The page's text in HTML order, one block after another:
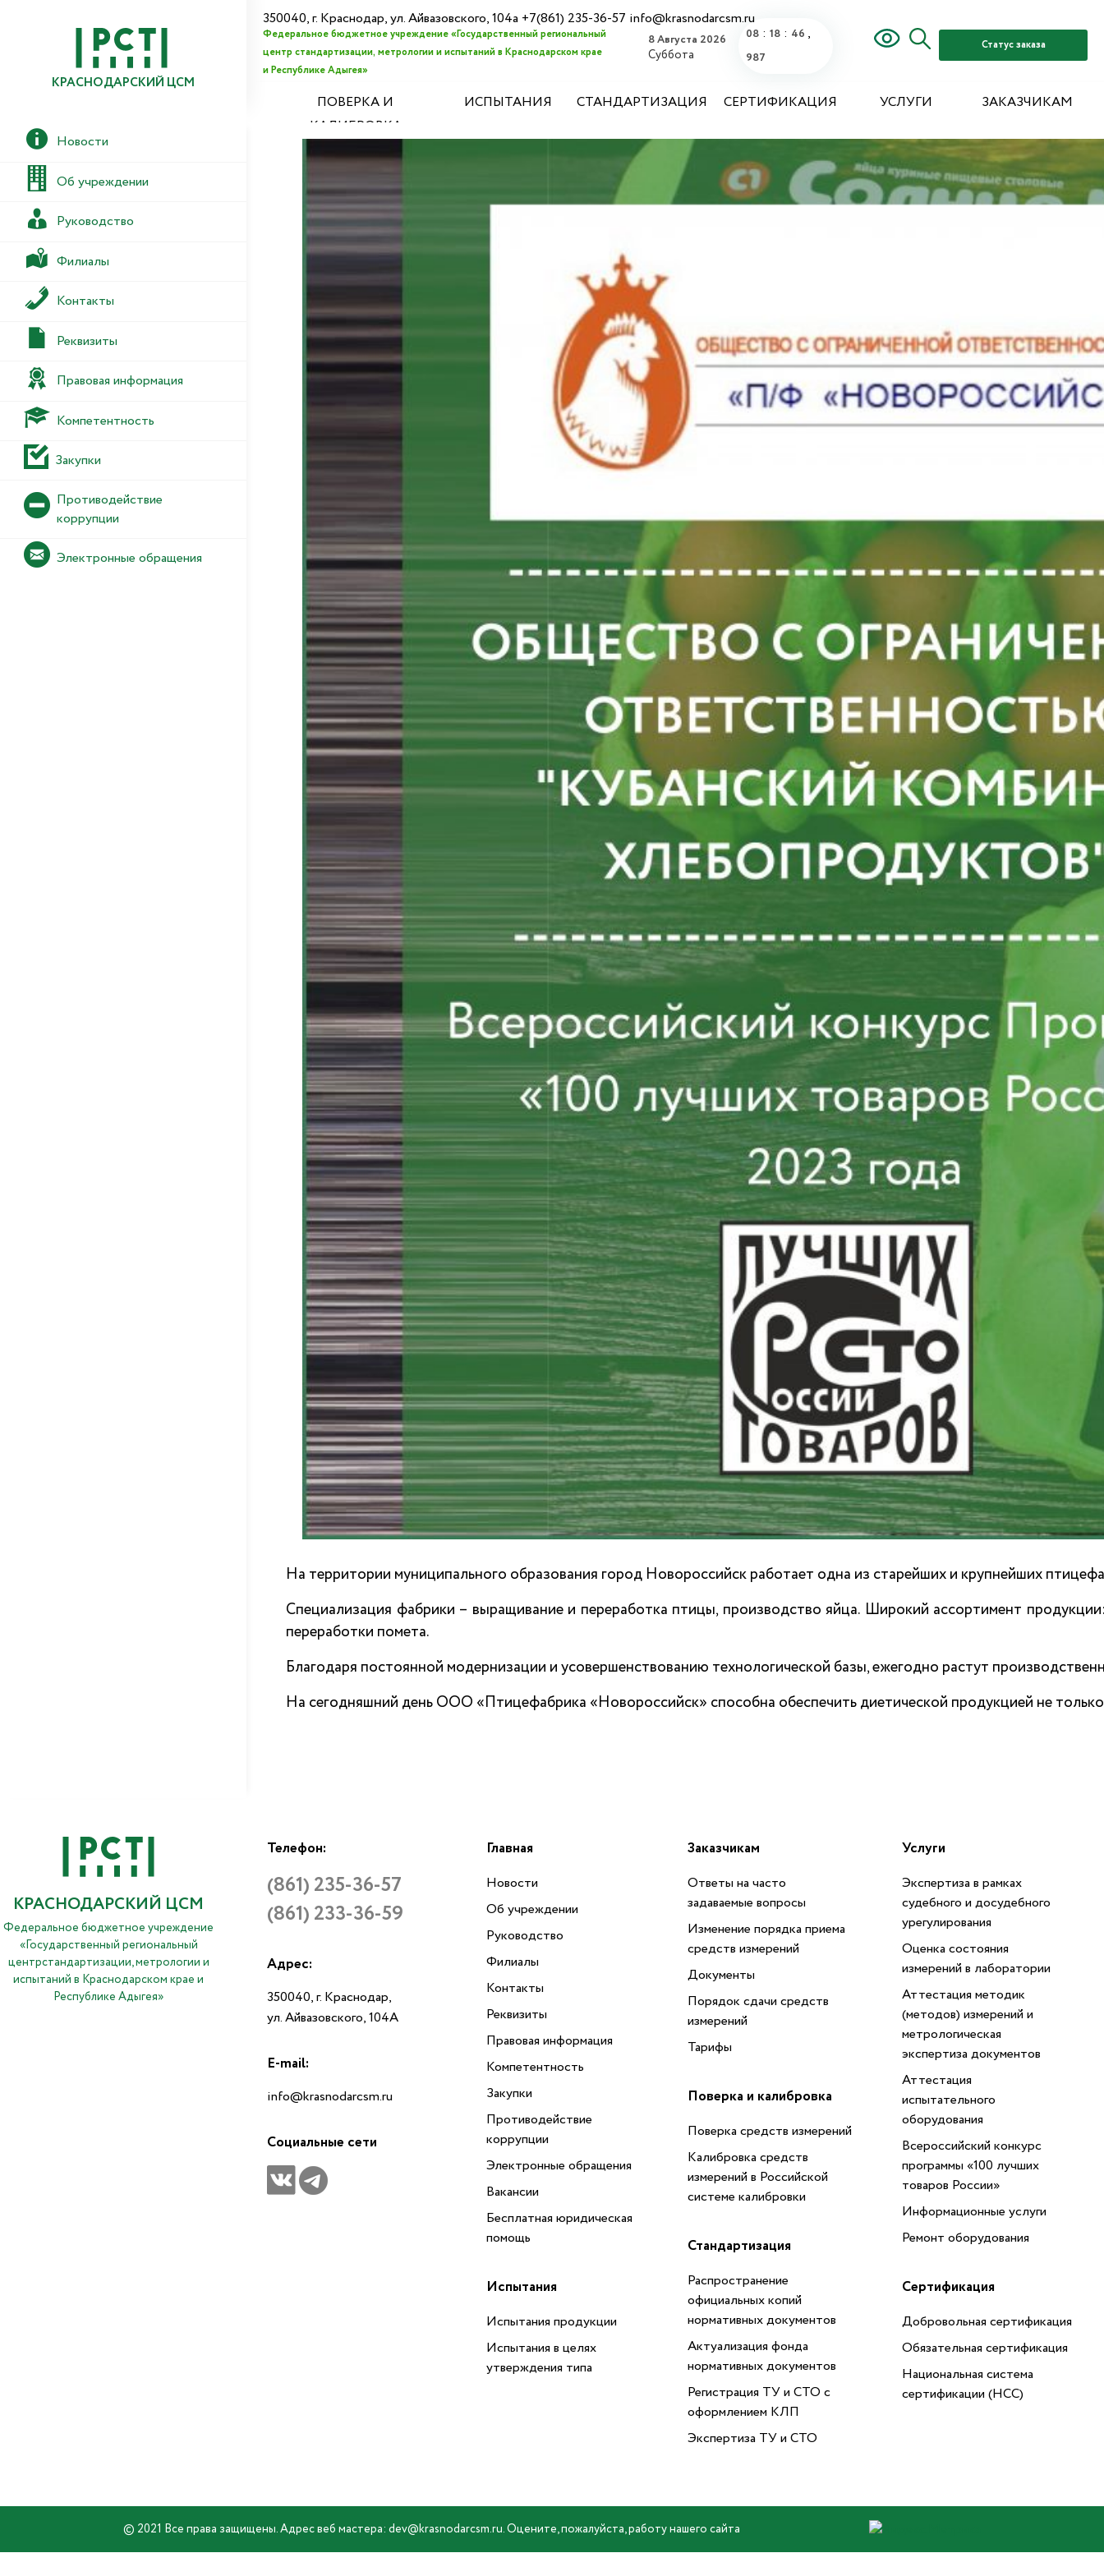
КРАСНОДАРСКИЙ ЦСМ
Федеральное бюджетное учреждение «Государственный региональный
центр стандартизации, метрологии и испытаний в Краснодарском крае
и Республике Адыгея»
350040, г. Краснодар, ул. Айвазовского, 104а +7(861) 235-36-57 info@krasnodarcsm.ru
8 Августа 2026
Суббота
08: 18: 48 ,
297
Статус заказа
ПОВЕРКА И
КАЛИБРОВКА
ИСПЫТАНИЯ СТАНДАРТИЗАЦИЯ СЕРТИФИКАЦИЯ УСЛУГИ ЗАКАЗЧИКАМ
Новости
Об учреждении
Руководство
Филиалы
Контакты
Реквизиты
Правовая информация
Компетентность
Закупки
Противодействие
коррупции
Электронные обращения
На территории муниципального образования город Новороссийск работает одна из старейших и крупнейших
Специализация фабрики – выращивание и переработка птицы, производство яйца. Широкий ассортимент
переработки помета.
Благодаря постоянной модернизации и усовершенствованию технологической базы, ежегодно растут
На сегодняшний день ООО «Птицефабрика «Новороссийск» способна обеспечить диетической продукцией не
КРАСНОДАРСКИЙ ЦСМ
Федеральное бюджетное учреждение
«Государственный региональный
центрстандартизации, метрологии и
испытаний в Краснодарском крае и
Республике Адыгея»
Телефон:
(861) 235-36-57
(861) 233-36-59
Адрес:
350040, г. Краснодар,
ул. Айвазовского, 104А
E-mail:
info@krasnodarcsm.ru
Социальные сети
Главная
Новости
Об учреждении
Руководство
Филиалы
Контакты
Реквизиты
Правовая информация
Компетентность
Закупки
Противодействие
коррупции
Электронные обращения
Вакансии
Бесплатная юридическая
помощь
Испытания
Испытания продукции
Испытания в целях
утверждения типа
Заказчикам
Ответы на часто
задаваемые вопросы
Изменение порядка приема
средств измерений
Документы
Порядок сдачи средств
измерений
Тарифы
Поверка и калибровка
Поверка средств измерений
Калибровка средств
измерений в Российской
системе калибровки
Стандартизация
Распространение
официальных копий
нормативных документов
Актуализация фонда
нормативных документов
Регистрация ТУ и СТО с
оформлением КЛП
Экспертиза ТУ и СТО
Услуги
Экспертиза в рамках
судебного и досудебного
урегулирования
Оценка состояния
измерений в лаборатории
Аттестация методик
(методов) измерений и
метрологическая
экспертиза документов
Аттестация
испытательного
оборудования
Всероссийский конкурс
программы «100 лучших
товаров России»
Информационные услуги
Ремонт оборудования
Сертификация
Добровольная сертификация
Обязательная сертификация
Национальная система
сертификации (НСС)
© 2021 Все права защищены. Адрес веб мастера: dev@krasnodarcsm.ru. Оцените, пожалуйста, работу нашего сайта